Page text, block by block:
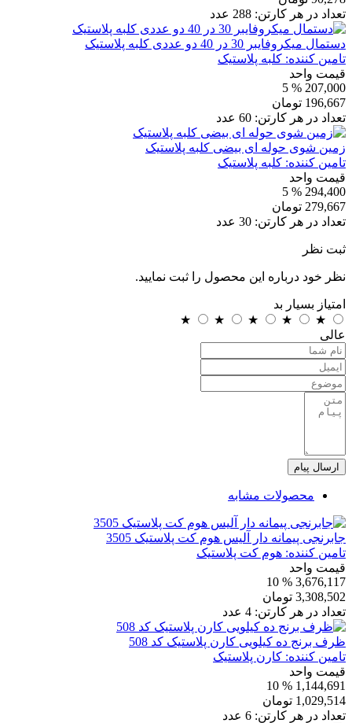
تعداد در هر کارتن: 288 عدد
دستمال میکروفایبر 30 در 40 دو عددی کلبه پلاستیک
تامین کننده: کلبه پلاستیک
قیمت واحد
207,000
% 5
196,667 تومان
تعداد در هر کارتن: 60 عدد
زمین شوی حوله ای بیضی کلبه پلاستیک
تامین کننده: کلبه پلاستیک
قیمت واحد
294,400
% 5
279,667 تومان
تعداد در هر کارتن: 30 عدد
ثبت نظر
نظر خود درباره این محصول را ثبت نمایید.
امتیاز بسیار بد
★
★
★
★
★
عالی
ارسال پیام
محصولات مشابه
جابرنجی پیمانه دار آلیس هوم کت پلاستیک 3505
تامین کننده: هوم کت پلاستیک
قیمت واحد
3,676,117
% 10
3,308,502 تومان
تعداد در هر کارتن: 4 عدد
ظرف برنج ده کیلویی کارن پلاستیک کد 508
تامین کننده: کارن پلاستیک
قیمت واحد
1,144,691
% 10
1,029,514 تومان
تعداد در هر کارتن: 6 عدد